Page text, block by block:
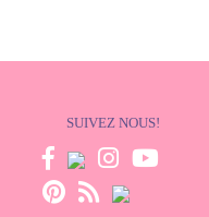
SUIVEZ NOUS!